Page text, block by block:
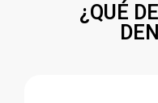
¿QUÉ